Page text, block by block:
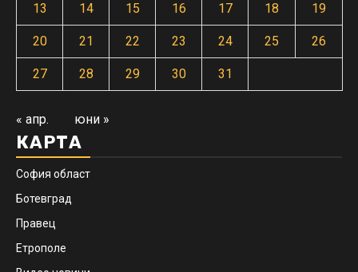
13 14 15 16 17 18 19
20 21 22 23 24 25 26
27 28 29 30 31
« апр. юни »
КАРТА
София област
Ботевград
Правец
Етрополе